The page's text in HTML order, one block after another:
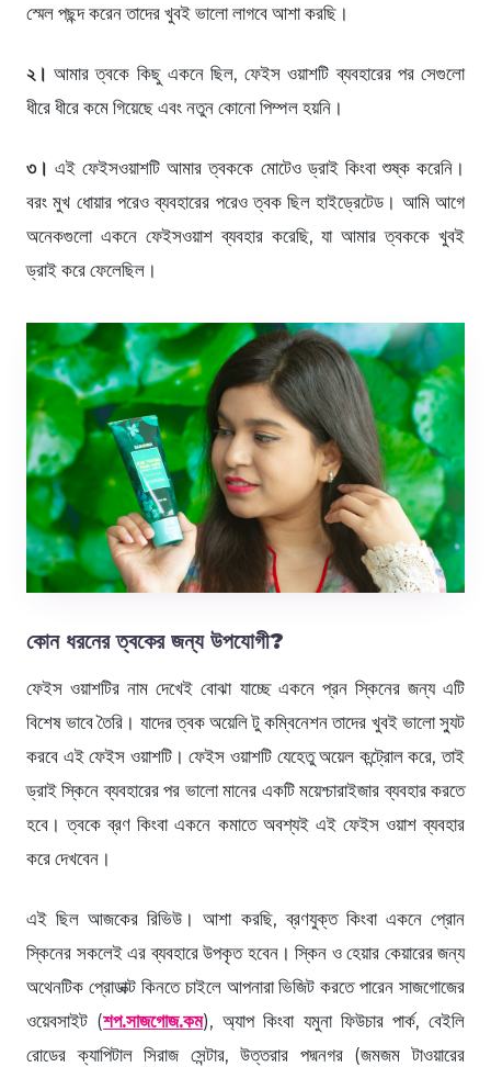
স্মেল পছন্দ করেন তাদের খুবই ভালো লাগবে আশা করছি।
২। আমার ত্বকে কিছু একনে ছিল, ফেইস ওয়াশটি ব্যবহারের পর সেগুলো
ধীরে ধীরে কমে গিয়েছে এবং নতুন কোনো পিম্পল হয়নি।
৩। এই ফেইসওয়াশটি আমার ত্বককে মোটেও ড্রাই কিংবা শুষ্ক করেনি।
বরং মুখ ধোয়ার পরেও ব্যবহারের পরেও ত্বক ছিল হাইড্রেটেড। আমি আগে
অনেকগুলো একনে ফেইসওয়াশ ব্যবহার করেছি, যা আমার ত্বককে খুবই
ড্রাই করে ফেলেছিল।
কোন ধরনের ত্বকের জন্য উপযোগী?
ফেইস ওয়াশটির নাম দেখেই বোঝা যাচ্ছে একনে প্রন স্কিনের জন্য এটি
বিশেষ ভাবে তৈরি। যাদের ত্বক অয়েলি টু কম্বিনেশন তাদের খুবই ভালো স্যুট
করবে এই ফেইস ওয়াশটি। ফেইস ওয়াশটি যেহেতু অয়েল কন্ট্রোল করে, তাই
ড্রাই স্কিনে ব্যবহারের পর ভালো মানের একটি ময়েশ্চারাইজার ব্যবহার করতে
হবে। ত্বকে ব্রণ কিংবা একনে কমাতে অবশ্যই এই ফেইস ওয়াশ ব্যবহার
করে দেখবেন।
এই ছিল আজকের রিভিউ। আশা করছি, ব্রণযুক্ত কিংবা একনে প্রোন
স্কিনের সকলেই এর ব্যবহারে উপকৃত হবেন। স্কিন ও হেয়ার কেয়ারের জন্য
অথেনটিক প্রোডাক্ট কিনতে চাইলে আপনারা ভিজিট করতে পারেন সাজগোজের
ওয়েবসাইট (শপ.সাজগোজ.কম), অ্যাপ কিংবা যমুনা ফিউচার পার্ক, বেইলি
রোডের ক্যাপিটাল সিরাজ সেন্টার, উত্তরার পদ্মনগর (জমজম টাওয়ারের